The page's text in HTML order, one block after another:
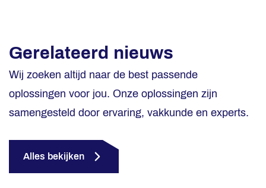
Gerelateerd nieuws
Wij zoeken altijd naar de best passende
oplossingen voor jou. Onze oplossingen zijn
samengesteld door ervaring, vakkunde en experts.
Alles bekijken